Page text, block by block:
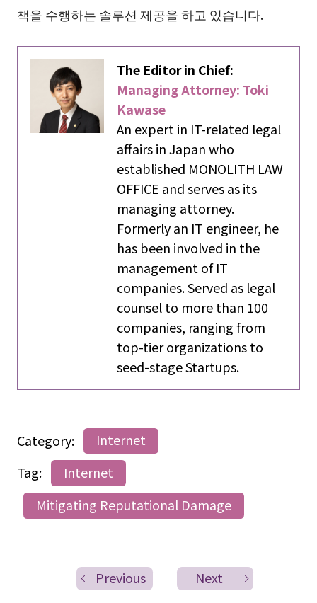
책을 수행하는 솔루션 제공을 하고 있습니다.
The Editor in Chief:
Managing Attorney: Toki
Kawase
An expert in IT-related legal
affairs in Japan who
established MONOLITH LAW
OFFICE and serves as its
managing attorney.
Formerly an IT engineer, he
has been involved in the
management of IT
companies. Served as legal
counsel to more than 100
companies, ranging from
top-tier organizations to
seed-stage Startups.
Category:
Internet
Tag:
Internet
Mitigating Reputational Damage
Previous Next